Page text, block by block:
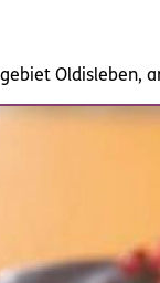
Oldisleben,